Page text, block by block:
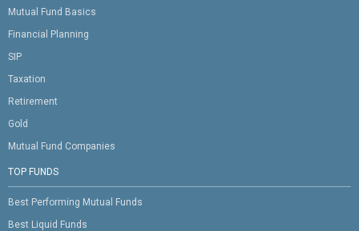
Mutual Fund Basics
Financial Planning
SIP
Taxation
Retirement
Gold
Mutual Fund Companies
TOP FUNDS
Best Performing Mutual Funds
Best Liquid Funds